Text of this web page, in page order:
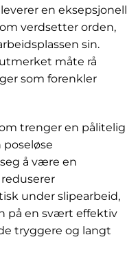
en eksepsjonell
verdsetter orden,
sin.
måte rå
som forenkler
trenger en pålitelig
å være en
under slipearbeid,
på en svært effektiv
tryggere og langt